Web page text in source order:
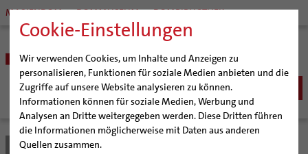
Cookie-Einstellungen
Wir verwenden Cookies, um Inhalte und Anzeigen zu
personalisieren, Funktionen für soziale Medien anbieten und die
Zugriffe auf unsere Website analysieren zu können.
Informationen können für soziale Medien, Werbung und
Analysen an Dritte weitergegeben werden. Diese Dritten führen
die Informationen möglicherweise mit Daten aus anderen
Quellen zusammen.
MARIENDOM DOMMUSEUM DOMBIBLIOTHEK
BISTUM
Bischöfe
Bistum Hildesheim